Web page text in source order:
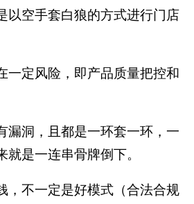
以空手套白狼的方式进行门店
一定风险，即产品质量把控和
漏洞，且都是一环套一环，一
是一连串骨牌倒下。
，不一定是好模式（合法合规